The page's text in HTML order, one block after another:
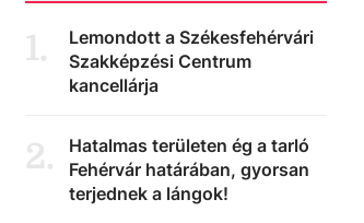
1.
Lemondott a Székesfehérvári
Szakképzési Centrum
kancellárja
2.
Hatalmas területen ég a tarló
Fehérvár határában, gyorsan
terjednek a lángok!